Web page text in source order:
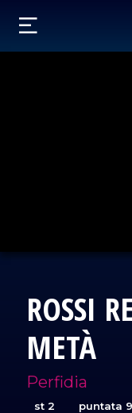
ROSSI
METÀ
Perfidia
st 2 puntata 9